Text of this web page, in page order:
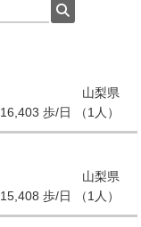
山梨県
16,403 歩/日 （1人）
山梨県
15,408 歩/日 （1人）